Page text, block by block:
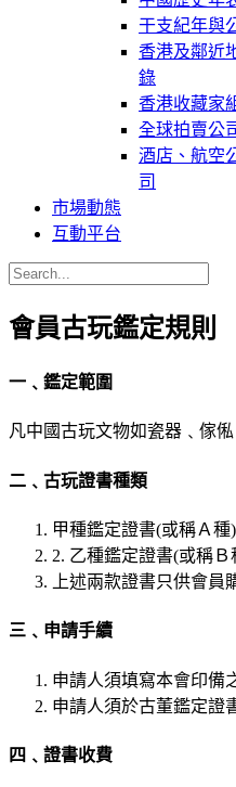
干支紀年與
香港及鄰近
錄
香港收藏家
全球拍賣公
酒店、航空
司
市場動態
互動平台
會員古玩鑑定規則
一﹑鑑定範圍
凡中國古玩文物如瓷器﹑傢
二﹑古玩證書種類
甲種鑑定證書(或稱Ａ
2. 乙種鑑定證書(或稱
上述兩款證書只供會
三﹑申請手續
申請人須填寫本會印備
申請人須於古董鑑定證
四﹑證書收費